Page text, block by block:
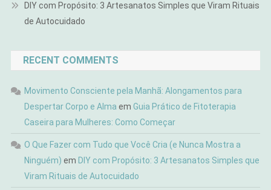
DIY com Propósito: 3 Artesanatos Simples que Viram Rituais
de Autocuidado
RECENT COMMENTS
Movimento Consciente pela Manhã: Alongamentos para
Despertar Corpo e Alma em Guia Prático de Fitoterapia
Caseira para Mulheres: Como Começar
O Que Fazer com Tudo que Você Cria (e Nunca Mostra a
Ninguém) em DIY com Propósito: 3 Artesanatos Simples que
Viram Rituais de Autocuidado